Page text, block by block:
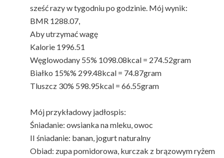
sześć razy w tygodniu po godzinie. Mój wynik:
BMR 1288.07,
Aby utrzymać wagę
Kalorie 1996.51
Węglowodany 55% 1098.08kcal = 274.52gram
Białko 15%% 299.48kcal = 74.87gram
Tluszcz 30% 598.95kcal = 66.55gram
Mój przykładowy jadłospis:
Śniadanie: owsianka na mleku, owoc
II śniadanie: banan, jogurt naturalny
Obiad: zupa pomidorowa, kurczak z brązowym ryżem